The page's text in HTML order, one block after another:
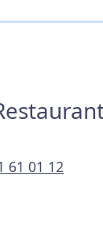
61 01 12